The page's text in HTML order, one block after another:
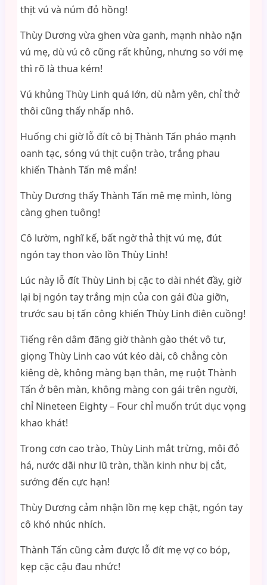
thịt vú và núm đỏ hồng!
Thùy Dương vừa ghen vừa ganh, mạnh nhào nặn
vú mẹ, dù vú cô cũng rất khủng, nhưng so với mẹ
thì rõ là thua kém!
Vú khủng Thùy Linh quá lớn, dù nằm yên, chỉ thở
thôi cũng thấy nhấp nhô.
Huống chi giờ lỗ đít cô bị Thành Tấn pháo mạnh
oanh tạc, sóng vú thịt cuộn trào, trắng phau
khiến Thành Tấn mê mẩn!
Thùy Dương thấy Thành Tấn mê mẹ mình, lòng
càng ghen tuông!
Cô lườm, nghĩ kế, bất ngờ thả thịt vú mẹ, đút
ngón tay thon vào lồn Thùy Linh!
Lúc này lỗ đít Thùy Linh bị cặc to dài nhét đầy, giờ
lại bị ngón tay trắng mịn của con gái đùa giỡn,
trước sau bị tấn công khiến Thùy Linh điên cuồng!
Tiếng rên dâm đãng giờ thành gào thét vô tư,
giọng Thùy Linh cao vút kéo dài, cô chẳng còn
kiêng dè, không màng bạn thân, mẹ ruột Thành
Tấn ở bên màn, không màng con gái trên người,
chỉ Nineteen Eighty – Four chỉ muốn trút dục vọng
khao khát!
Trong cơn cao trào, Thùy Linh mắt trừng, môi đỏ
há, nước dãi như lũ tràn, thần kinh như bị cắt,
sướng đến cực hạn!
Thùy Dương cảm nhận lồn mẹ kẹp chặt, ngón tay
cô khó nhúc nhích.
Thành Tấn cũng cảm được lỗ đít mẹ vợ co bóp,
kẹp cặc cậu đau nhức!